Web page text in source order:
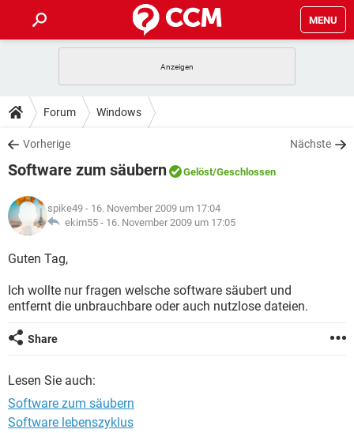
MENU
ANDROID
WINDOWS 10
WHATSAPP TIKTOK
FACEBOOK
TIPPS & TRICKS
SPIELE
WHATSAPP TIKTOK
FACEBOOK
DOWNLOADS
SPIELE STREAMING
ANDROID
WINDOWS 10 INSTAGRAM
WHATSAPP
SPIELE STREAMING
ANDROID
WINDOWS 10
WHATSAPP TIKTOK
LEXIKON
SPIELE
WINDOWS 10 INSTAGRAM
WHATSAPP
Forum Windows
Vorherige Nächste
Software zum säubern Gelöst/Geschlossen
spike49 - 16. November 2009 um 17:04
ekim55 - 16. November 2009 um 17:05
Guten Tag,
Ich wollte nur fragen welsche software säubert und
entfernt die unbrauchbare oder auch nutzlose dateien.
Share
Lesen Sie auch:
Software zum säubern
Software lebenszyklus